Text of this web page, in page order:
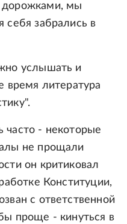
дорожками, мы
себя забрались в
услышать и
время литература
часто - некоторые
не прощали
он критиковал
Конституции,
с ответственной
проще - кинуться в